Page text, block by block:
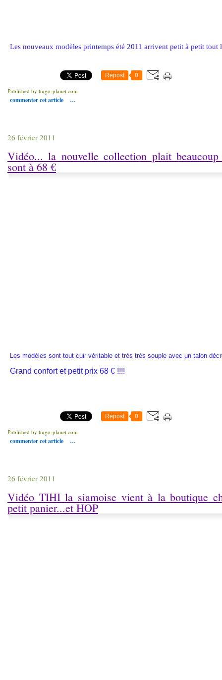
Les nouveaux modèles printemps été 2011 arrivent petit à petit tout
Repost 0
Published by hugo-planet.com
commenter cet article …
26 février 2011
Vidéo... la nouvelle collection plait
sont à 68 €
Les modèles sont tout cuir véritable et très très souple avec un talon
Grand confort et petit prix 68 € !!!!
Repost 0
Published by hugo-planet.com
commenter cet article …
26 février 2011
Vidéo TIHI la siamoise vient à la boutique
petit panier...et HOP